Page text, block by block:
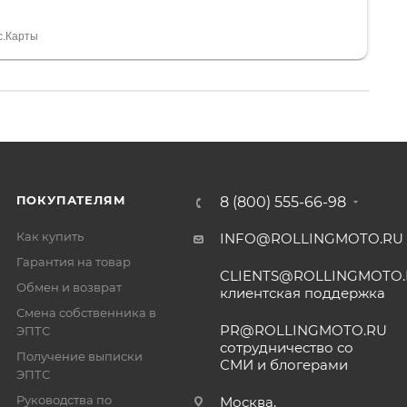
всегда на связи, очень детально всё
ПОКУПАТЕЛЯМ
Как купить
Гарантия на товар
Обмен и возврат
Смена собственника в
ЭПТС
Получение выписки
ЭПТС
Руководства по
8 (800) 555-66-98
INFO@ROLLINGMOTO.RU
клиентская поддержка
PR@ROLLINGMOTO.RU
сотрудничество со
СМИ и блогерами
Москва,